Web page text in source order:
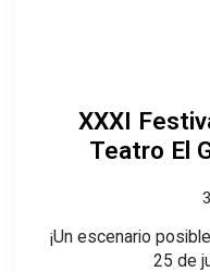
XXXI
Teatro El
¡Un escenario
25 de